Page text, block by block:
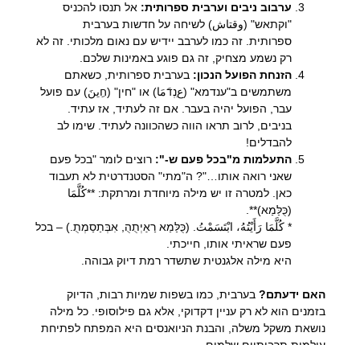
ערבוב ניבים וערבית ספרותית: אל תנסו להכניס
"וקתאש" (وقتاش) לשיחה על חדשות בערבית
ספרותית. זה כמו לערבב יידיש עם נאום מלכותי. זה לא
רק נשמע מצחיק, זה גם פוגע באמינות שלכם.
הזנחת הפועל הנכון: בערבית ספרותית, כשאתם
משתמשים ב"ענדמא" (عִנְדَمَا) או "חין" (חِينَ) עם פועל
עבר, הפועל יהיה בעבר. אם זה לעתיד, אז עתיד.
בניבים, לרוב תראו הווה כשהכוונה לעתיד. שימו לב
להבדלים!
התעלמות מ"בכל פעם ש-": רוצים לומר "בכל פעם
שאני רואה אותו…"? ה"מתי" הסטנדרטית לא תעבוד
כאן. למטרה זו יש מילה מיוחדת ומרתקת: **كُلَّمَا
(כֻּלַּמַא)**.
* كُلَّمَا رَأَيْتُهُ، ابْتَسَمْتُ. (כֻּלַּמַא רַאַיְתֻהֻ, אִבְּתַסַמְתֻ.) – בכל
פעם שראיתי אותו, חייכתי.
היא מילה אלגנטית שתשדר רמת דיוק גבוהה.
האם ידעתם?בערבית, כמו בשפות שמיות רבות, הדיוק
בזמנים הוא לא רק עניין דקדוקי, אלא גם פילוסופי. כל מילה
נושאת משקל משלה, והבנת הניואנסים היא המפתח לפתיחת